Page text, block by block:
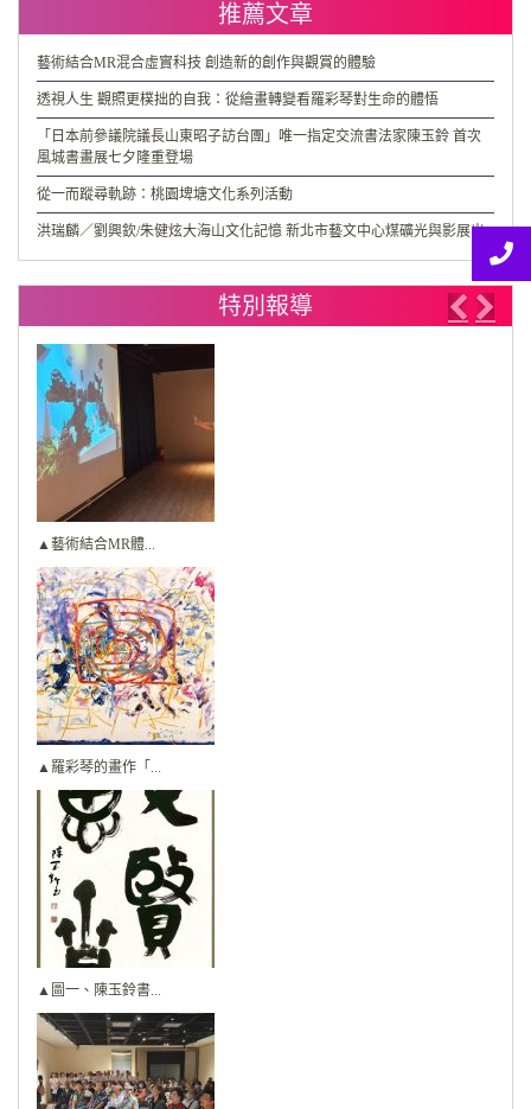
推薦文章
藝術結合MR混合虛實科技 創造新的創作與觀賞的體驗
透視人生 觀照更樸拙的自我：從繪畫轉變看羅彩琴對生命的體悟
「日本前參議院議長山東昭子訪台團」唯一指定交流書法家陳玉鈴 首次
風城書畫展七夕隆重登場
從一而蹤尋軌跡：桃園埤塘文化系列活動
洪瑞麟／劉興欽/朱健炫大海山文化記憶 新北市藝文中心煤礦光與影展出
特別報導
▲藝術結合MR體...
▲羅彩琴的畫作「...
▲圖一、陳玉鈴書...